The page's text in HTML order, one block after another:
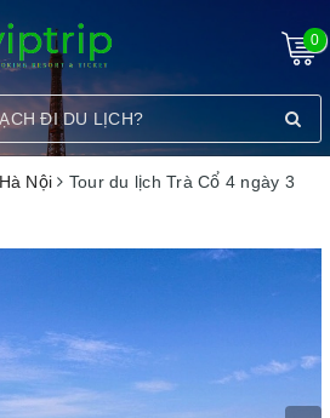
0
Nội
Tour du lịch Trà Cổ 4 ngày 3